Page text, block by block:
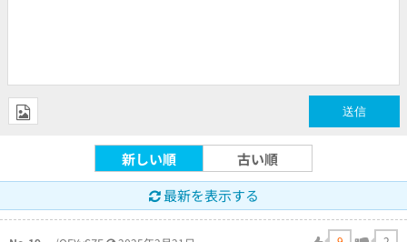
新しい順
古い順
最新を表示する